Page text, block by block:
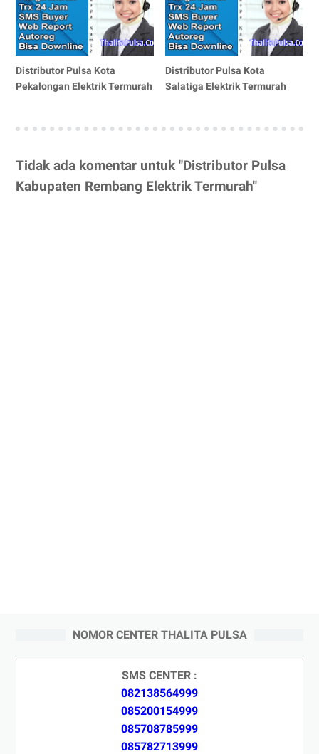
Distributor Pulsa Kota
Pekalongan Elektrik Termurah
Distributor Pulsa Kota
Salatiga Elektrik Termurah
Tidak ada komentar untuk "Distributor Pulsa
Kabupaten Rembang Elektrik Termurah"
NOMOR CENTER THALITA PULSA
SMS CENTER :
082138564999
085200154999
085708785999
085782713999